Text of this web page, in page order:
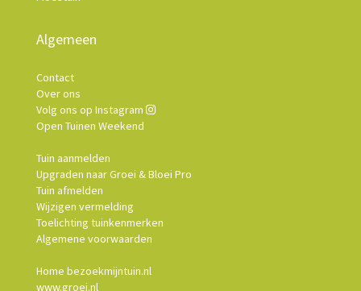
Algemeen
Contact
Over ons
Volg ons op Instagram
Open Tuinen Weekend
Tuin aanmelden
Upgraden naar Groei & Bloei Pro
Tuin afmelden
Wijzigen vermelding
Toelichting tuinkenmerken
Algemene voorwaarden
Home bezoekmijntuin.nl
www.groei.nl